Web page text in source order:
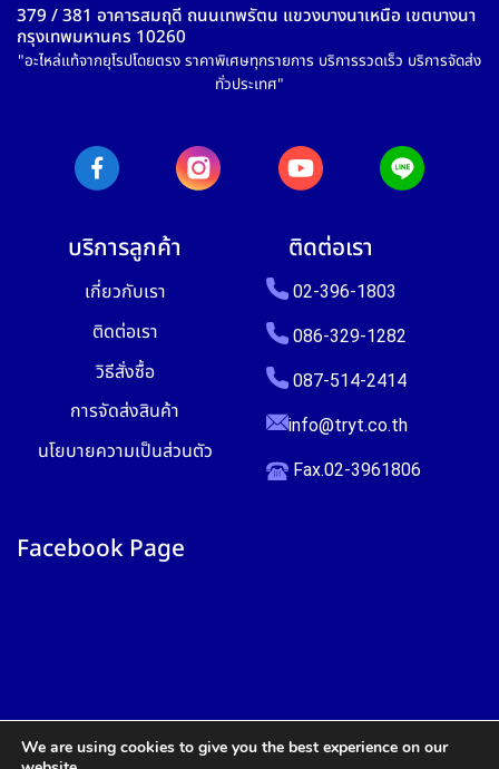
379 / 381 อาคารสมฤดี ถนนเทพรัตน แขวงบางนาเหนือ เขตบางนา
กรุงเทพมหานคร 10260
"อะไหล่แท้จากยุโรปโดยตรง ราคาพิเศษทุกรายการ บริการรวดเร็ว บริการจัดส่ง
ทั่วประเทศ"
บริการลูกค้า
เกี่ยวกับเรา
ติดต่อเรา
วิธีสั่งซื้อ
การจัดส่งสินค้า
นโยบายความเป็นส่วนตัว
ติดต่อเรา
02-396-1803
086-329-1282
087-514-2414
info@tryt.co.th
Fax.02-3961806
Facebook Page
We are using cookies to give you the best experience on our